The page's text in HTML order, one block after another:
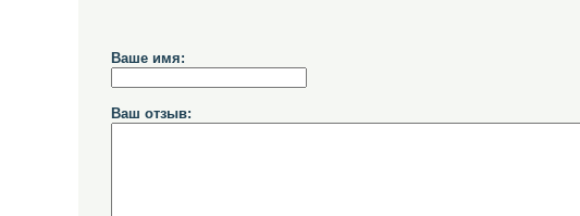
Ваше имя:
Ваш отзыв: